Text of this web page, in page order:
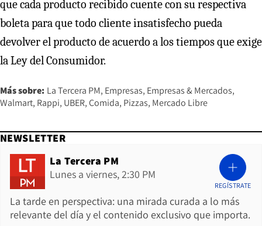
que cada producto recibido cuente con su respectiva
boleta para que todo cliente insatisfecho pueda
devolver el producto de acuerdo a los tiempos que exige
la Ley del Consumidor.
Más sobre: La Tercera PM Empresas Empresas & Mercados
Walmart Rappi UBER Comida Pizzas Mercado Libre
NEWSLETTER
La Tercera PM
Lunes a viernes, 2:30 PM
La tarde en perspectiva: una mirada curada a lo más
relevante del día y el contenido exclusivo que importa.
REGÍSTRATE